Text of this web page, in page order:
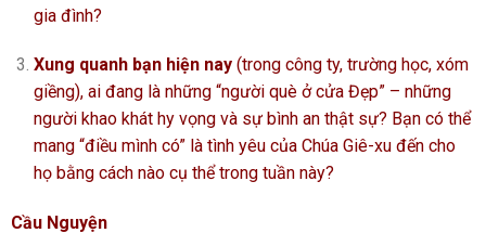
gia đình?
Xung quanh bạn hiện nay(trong công ty, trường học, xóm
giềng), ai đang là những “người què ở cửa Đẹp” – những
người khao khát hy vọng và sự bình an thật sự? Bạn có thể
mang “điều mình có” là tình yêu của Chúa Giê-xu đến cho
họ bằng cách nào cụ thể trong tuần này?
Cầu Nguyện